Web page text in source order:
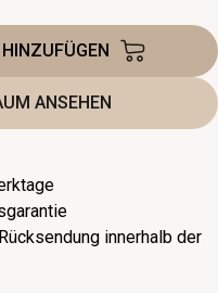
ANSEHEN
innerhalb der